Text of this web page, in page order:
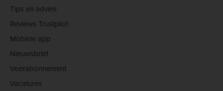
Tips en advies
Reviews Trustpilot
Mobiele app
Nieuwsbrief
Voerabonnement
Vacatures